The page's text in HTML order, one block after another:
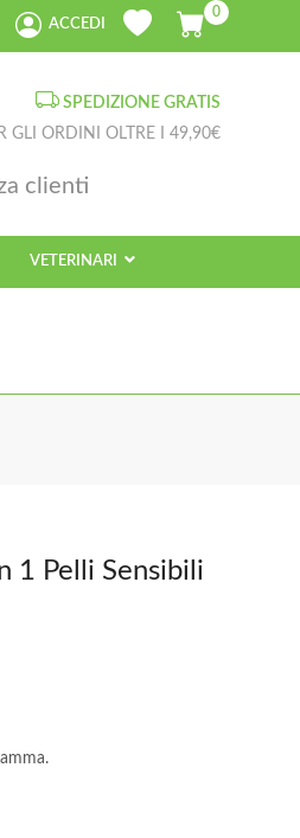
ACCEDI
0
SPEDIZIONE GRATIS
GLI ORDINI OLTRE I 49,90€
clienti
VETERINARI
1 Pelli Sensibili